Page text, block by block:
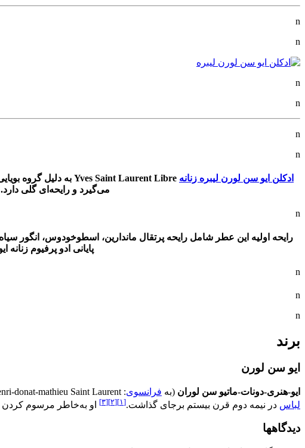
n
n
n
n
n
n
ادکلن ایو سن لورن لیبره زنانه به دلیل گروه
می‌گیرد و رایحه‌ای گلی
n
رایحه اولیه این عطر شامل رایحه پرتقال ماندارین، اسطوخودوس،
پایانی ادو پرفیوم
n
n
n
برند
ایو سن لورن
ایو-هنری-دونات-ماتیو سن لوران (به فرانسوی:
donat-mathieu Saint Laurent
لباس در نیمه دوم قرن بیستم برجای گذاشت.[۱] [۲] [۳] او به‌خاطر مرسوم کردن
دیدگاهها